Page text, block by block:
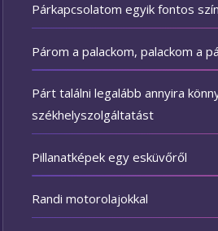
Párkapcsolatom egyik fontos
Párom a palackom, palackom a
Párt találni legalább annyira
székhelyszolgáltatást
Pillanatképek egy esküvőről
Randi motorolajokkal